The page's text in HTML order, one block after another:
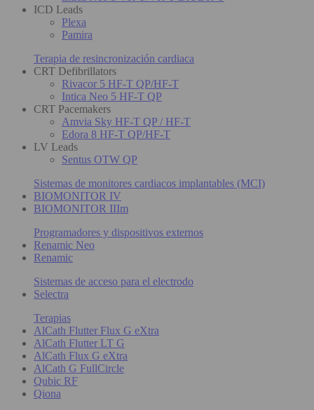
ICD Leads
Plexa
Pamira
Terapia de resincronización cardiaca
CRT Defibrillators
Rivacor 5 HF-T QP/HF-T
Intica Neo 5 HF-T QP
CRT Pacemakers
Amvia Sky HF-T QP / HF-T
Edora 8 HF-T QP/HF-T
LV Leads
Sentus OTW QP
Sistemas de monitores cardiacos implantables (MCI)
BIOMONITOR IV
BIOMONITOR IIIm
Programadores y dispositivos externos
Renamic Neo
Renamic
Sistemas de acceso para el electrodo
Selectra
Terapias
AlCath Flutter Flux G eXtra
AlCath Flutter LT G
AlCath Flux G eXtra
AlCath G FullCircle
Qubic RF
Qiona